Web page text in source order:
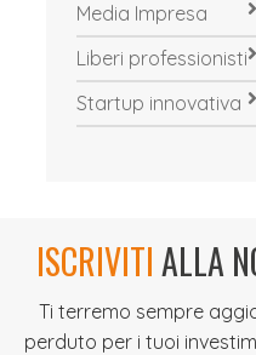
Media Impresa
Liberi professionisti
Startup innovativa
ISCRIVITIALLA
Ti terremo sempre
perduto per i tuoi